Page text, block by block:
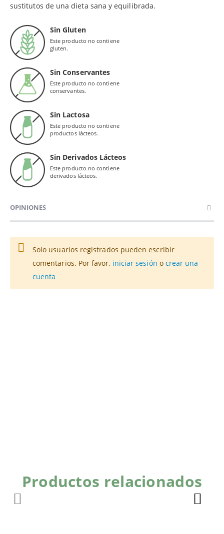
sustitutos de una dieta sana y equilibrada.
Sin Gluten
Este producto no contiene
gluten.
Sin Conservantes
Este producto no contiene
conservantes.
Sin Lactosa
Este producto no contiene
productos lácteos.
Sin Derivados Lácteos
Este producto no contiene
derivados lácteos.
OPINIONES
Solo usuarios registrados pueden escribir
comentarios. Por favor, iniciar sesión o crear una
cuenta
Productos relacionados